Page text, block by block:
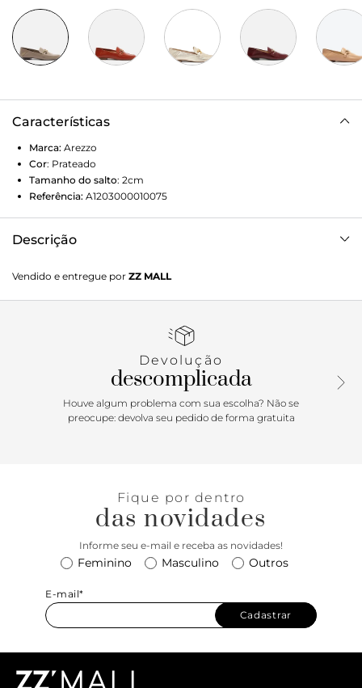
Características
Marca: Arezzo
Cor: Prateado
Tamanho do salto: 2cm
Referência: A1203000010075
Descrição
rasteiro e bico redondo. Fechado, traz recorte lateral na
gáspea e aplicação de bridão metálico dourado, preso por
da biqueira. Com palmilha bege e inscrição do nome da
Vendido e entregue por ZZ MALL
Devolução
descomplicada
Houve algum problema com sua escolha? Não se
preocupe: devolva seu pedido de forma gratuita
Fique por dentro
das novidades
Informe seu e-mail e receba as novidades!
Feminino Masculino Outros
E-mail*
Cadastrar